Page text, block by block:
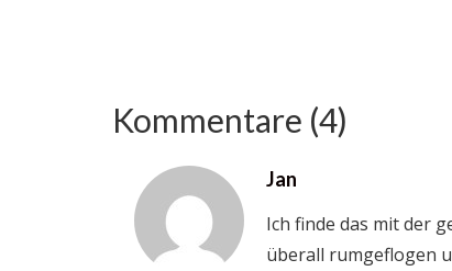
Kommentare (4)
Jan
Ich finde das mit der
überall rumgeflogen